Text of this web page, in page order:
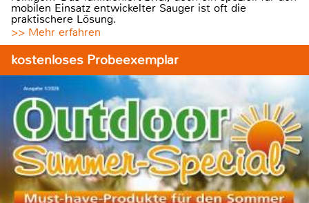
mobilen Einsatz entwickelter Sauger ist oft die
praktischere Lösung.
>> Mehr erfahren
kostenloses Probeexemplar